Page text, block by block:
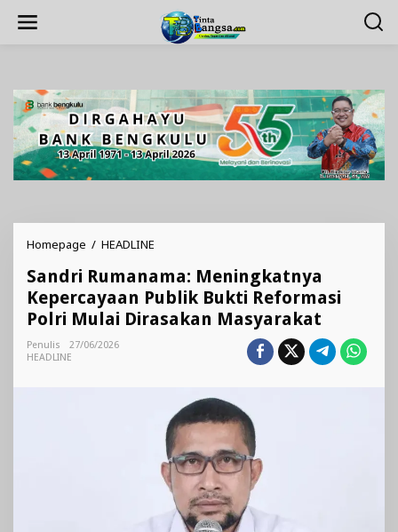
Homepage / HEADLINE
Meningkatnya
Kepercayaan
Publik
Bukti
Masyarakat
Sandri Rumanama: Meningkatnya
Kepercayaan Publik Bukti Reformasi
Polri Mulai Dirasakan Masyarakat
Penulis
27/06/2026
HEADLINE